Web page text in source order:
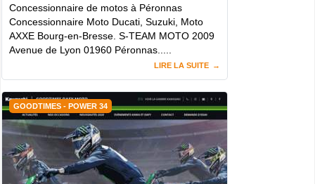
Concessionnaire de motos à Péronnas
Concessionnaire Moto Ducati, Suzuki, Moto
AXXE Bourg-en-Bresse. S-TEAM MOTO 2009
Avenue de Lyon 01960 Péronnas.....
LIRE LA SUITE
GOODTIMES - POWER 34